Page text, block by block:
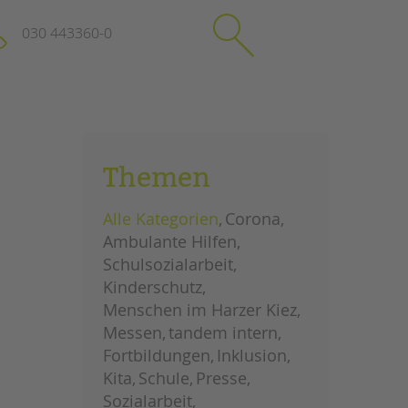
Impressum
Datenschutz
Hinweisgebersystem
Intranet
schließen
030 443360-0
SuchenThemen
Alle Kategorien Corona
Ambulante Hilfen
Schulsozialarbeit
Kinderschutz
Menschen im Harzer Kiez
Messen tandem intern
Fortbildungen Inklusion
Kita Schule Presse
Sozialarbeit